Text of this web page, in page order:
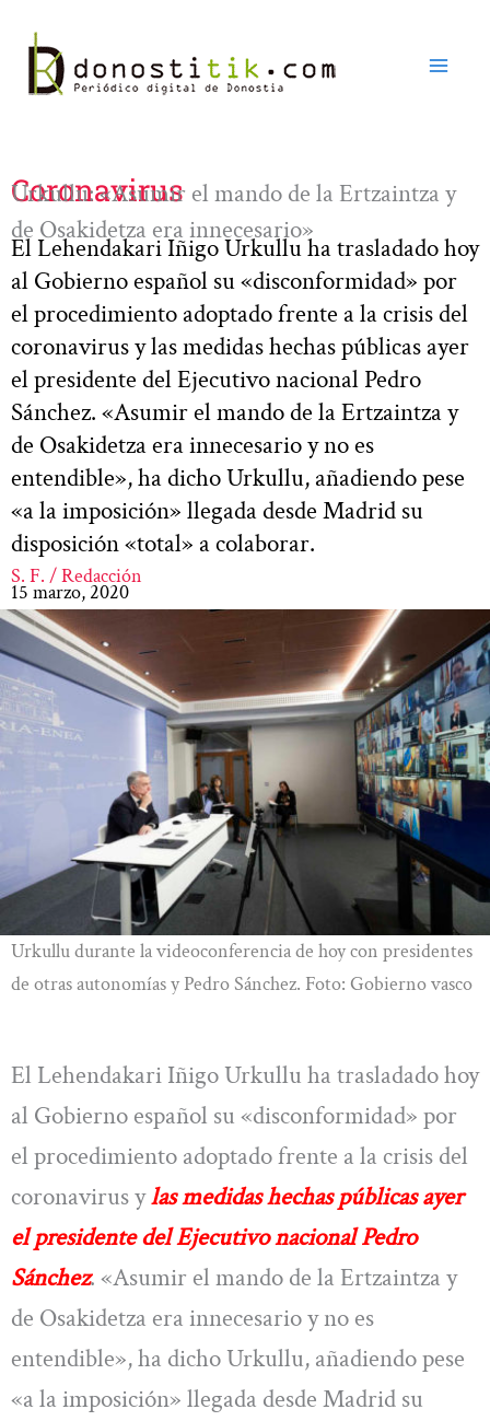
contenido
Coronavirus
Urkullu: «Asumir el mando de la Ertzaintza y
de Osakidetza era innecesario»
El Lehendakari Iñigo Urkullu ha trasladado hoy
al Gobierno español su «disconformidad» por
el procedimiento adoptado frente a la crisis del
coronavirus y las medidas hechas públicas ayer
el presidente del Ejecutivo nacional Pedro
Sánchez. «Asumir el mando de la Ertzaintza y
de Osakidetza era innecesario y no es
entendible», ha dicho Urkullu, añadiendo pese
«a la imposición» llegada desde Madrid su
disposición «total» a colaborar.
S. F. / Redacción
15 marzo, 2020
Urkullu durante la videoconferencia de hoy con presidentes
de otras autonomías y Pedro Sánchez. Foto: Gobierno vasco
El Lehendakari Iñigo Urkullu ha trasladado hoy
al Gobierno español su «disconformidad» por
el procedimiento adoptado frente a la crisis del
coronavirus ylas medidas hechas públicas ayer
el presidente del Ejecutivo nacional Pedro
Sánchez. «Asumir el mando de la Ertzaintza y
de Osakidetza era innecesario y no es
entendible», ha dicho Urkullu, añadiendo pese
«a la imposición» llegada desde Madrid su